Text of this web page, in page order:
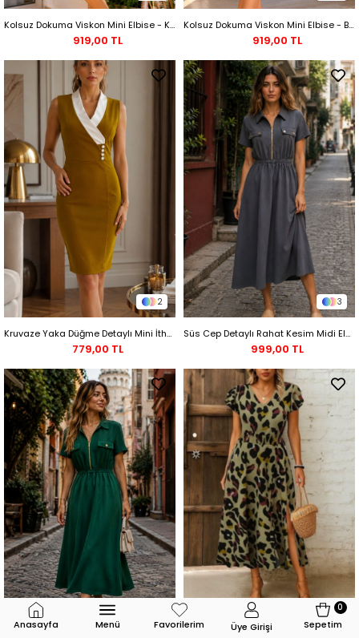
Kolsuz Dokuma Viskon Mini Elbise - Kahve
919,00 TL
Kolsuz Dokuma Viskon Mini Elbise - Bej
919,00 TL
2
Kruvaze Yaka Düğme Detaylı Mini İthal Krep Elbise - Hardal
779,00 TL
3
Süs Cep Detaylı Rahat Kesim Midi Elbise - Gri
999,00 TL
2
Anasayfa Menü Favorilerim Üye Girişi Sepetim
0